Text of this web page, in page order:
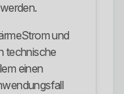
und
technische
einen